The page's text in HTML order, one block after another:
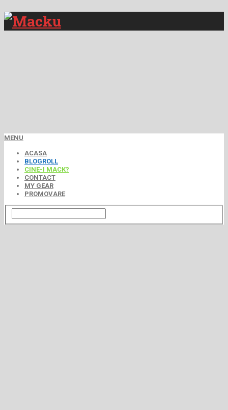
MENU
ACASA
BLOGROLL
CINE-I MACK?
CONTACT
MY GEAR
PROMOVARE